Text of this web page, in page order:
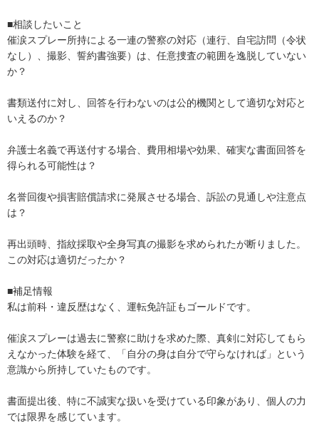
■相談したいこと
催涙スプレー所持による一連の警察の対応（連行、自宅訪問（令状
なし）、撮影、誓約書強要）は、任意捜査の範囲を逸脱していない
か？
書類送付に対し、回答を行わないのは公的機関として適切な対応と
いえるのか？
弁護士名義で再送付する場合、費用相場や効果、確実な書面回答を
得られる可能性は？
名誉回復や損害賠償請求に発展させる場合、訴訟の見通しや注意点
は？
再出頭時、指紋採取や全身写真の撮影を求められたが断りました。
この対応は適切だったか？
■補足情報
私は前科・違反歴はなく、運転免許証もゴールドです。
催涙スプレーは過去に警察に助けを求めた際、真剣に対応してもら
えなかった体験を経て、「自分の身は自分で守らなければ」という
意識から所持していたものです。
書面提出後、特に不誠実な扱いを受けている印象があり、個人の力
では限界を感じています。